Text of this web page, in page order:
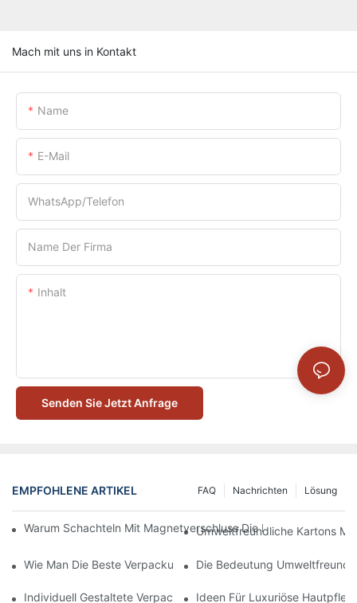
Mach mit uns in Kontakt
Name
E-Mail
WhatsApp/Telefon
Name Der Firma
Inhalt
Senden Sie Jetzt Anfrage
EMPFOHLENE ARTIKEL Lösung
Nachrichten
FAQ
Warum Schachteln Mit Magnetverschluss Die Beste Wahl Für
Umweltfreundliche Kartons
Wie Man Die Beste Verpackung Für Hautpflegeprodukte Zum
Die Bedeutung
Individuell Gestaltete Verpackungen Für Hautpflegeprodukte,
Ideen Für Luxuriöse